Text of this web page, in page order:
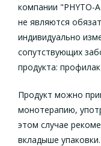
компании "PHYTO-
не являются
индивидуально
сопутствующих
продукта:
Продукт можно
монотерапию,
этом случае
вкладыше упаковки.